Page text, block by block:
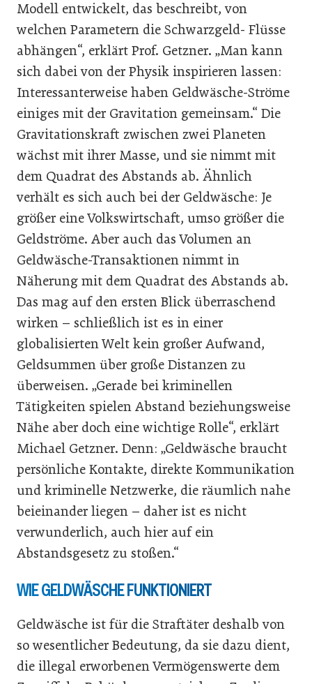
Modell entwickelt, das beschreibt, von
welchen Parametern die Schwarzgeld- Flüsse
abhängen“, erklärt Prof. Getzner. „Man kann
sich dabei von der Physik inspirieren lassen:
Interessanterweise haben Geldwäsche-Ströme
einiges mit der Gravitation gemeinsam.“ Die
Gravitationskraft zwischen zwei Planeten
wächst mit ihrer Masse, und sie nimmt mit
dem Quadrat des Abstands ab. Ähnlich
verhält es sich auch bei der Geldwäsche: Je
größer eine Volkswirtschaft, umso größer die
Geldströme. Aber auch das Volumen an
Geldwäsche-Transaktionen nimmt in
Näherung mit dem Quadrat des Abstands ab.
Das mag auf den ersten Blick überraschend
wirken – schließlich ist es in einer
globalisierten Welt kein großer Aufwand,
Geldsummen über große Distanzen zu
überweisen. „Gerade bei kriminellen
Tätigkeiten spielen Abstand beziehungsweise
Nähe aber doch eine wichtige Rolle“, erklärt
Michael Getzner. Denn: „Geldwäsche braucht
persönliche Kontakte, direkte Kommunikation
und kriminelle Netzwerke, die räumlich nahe
beieinander liegen – daher ist es nicht
verwunderlich, auch hier auf ein
Abstandsgesetz zu stoßen.“
WIE GELDWÄSCHE FUNKTIONIERT
Geldwäsche ist für die Straftäter deshalb von
so wesentlicher Bedeutung, da sie dazu dient,
die illegal erworbenen Vermögenswerte dem